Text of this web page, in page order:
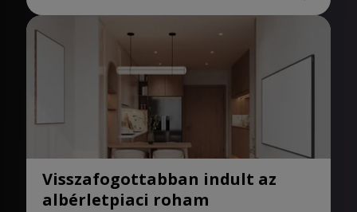
Visszafogottabban indult az
albérletpiaci roham